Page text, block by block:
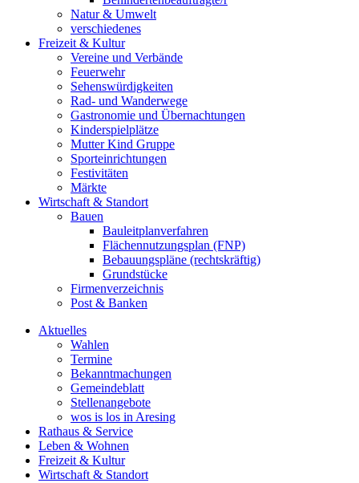
Natur & Umwelt
verschiedenes
Freizeit & Kultur
Vereine und Verbände
Feuerwehr
Sehenswürdigkeiten
Rad- und Wanderwege
Gastronomie und Übernachtungen
Kinderspielplätze
Mutter Kind Gruppe
Sporteinrichtungen
Festivitäten
Märkte
Wirtschaft & Standort
Bauen
Bauleitplanverfahren
Flächennutzungsplan (FNP)
Bebauungspläne (rechtskräftig)
Grundstücke
Firmenverzeichnis
Post & Banken
Aktuelles
Wahlen
Termine
Bekanntmachungen
Gemeindeblatt
Stellenangebote
wos is los in Aresing
Rathaus & Service
Leben & Wohnen
Freizeit & Kultur
Wirtschaft & Standort